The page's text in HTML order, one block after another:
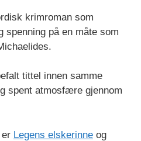
krimroman som
spenning på en måte som
tittel innen samme
spent atmosfære gjennom
Legens elskerinne og